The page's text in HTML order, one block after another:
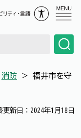
MENU
消防 ＞ 福井市を守
更新日：2024年1月18日